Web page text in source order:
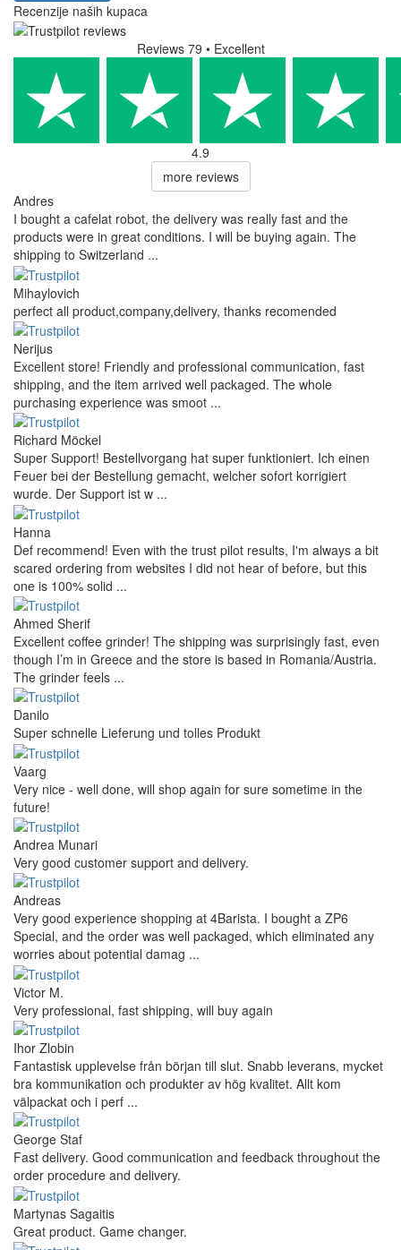
Recenzije naših kupaca
Reviews 79 • Excellent
4.9
more reviews
Andres
I bought a cafelat robot, the delivery was really fast and the
products were in great conditions. I will be buying again. The
shipping to Switzerland ...
Mihaylovich
perfect all product,company,delivery, thanks recomended
Nerijus
Excellent store! Friendly and professional communication, fast
shipping, and the item arrived well packaged. The whole
purchasing experience was smoot ...
Richard Möckel
Super Support! Bestellvorgang hat super funktioniert. Ich einen
Feuer bei der Bestellung gemacht, welcher sofort korrigiert
wurde. Der Support ist w ...
Hanna
Def recommend! Even with the trust pilot results, I'm always a bit
scared ordering from websites I did not hear of before, but this
one is 100% solid ...
Ahmed Sherif
Excellent coffee grinder! The shipping was surprisingly fast, even
though I’m in Greece and the store is based in Romania/Austria.
The grinder feels ...
Danilo
Super schnelle Lieferung und tolles Produkt
Vaarg
Very nice - well done, will shop again for sure sometime in the
future!
Andrea Munari
Very good customer support and delivery.
Andreas
Very good experience shopping at 4Barista. I bought a ZP6
Special, and the order was well packaged, which eliminated any
worries about potential damag ...
Victor M.
Very professional, fast shipping, will buy again
Ihor Zlobin
Fantastisk upplevelse från början till slut. Snabb leverans, mycket
bra kommunikation och produkter av hög kvalitet. Allt kom
välpackat och i perf ...
George Staf
Fast delivery. Good communication and feedback throughout the
order procedure and delivery.
Martynas Sagaitis
Great product. Game changer.